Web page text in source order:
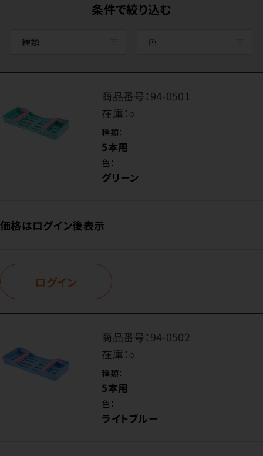
条件で絞り込む
種類 色
商品番号：94-0501
在庫：○
種類：
5本用
色：
グリーン
価格はログイン後表示
ログイン
商品番号：94-0502
在庫：○
種類：
5本用
色：
ライトブルー